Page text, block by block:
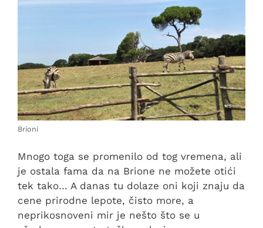
Brioni
Mnogo toga se promenilo od tog vremena, ali
je ostala fama da na Brione ne možete otići
tek tako… A danas tu dolaze oni koji znaju da
cene prirodne lepote, čisto more, a
neprikosnoveni mir je nešto što se u